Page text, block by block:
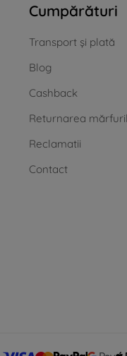
Cumpărături
Transport și plată
Blog
Cashback
Returnarea
Reclamatii
Contact